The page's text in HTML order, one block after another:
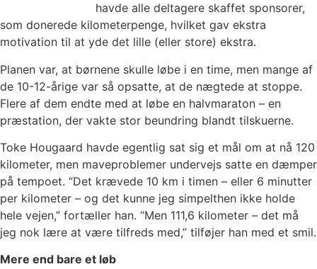
havde alle deltagere skaffet sponsorer,
som donerede kilometerpenge, hvilket gav ekstra
motivation til at yde det lille (eller store) ekstra.
Planen var, at børnene skulle løbe i en time, men mange af
de 10-12-årige var så opsatte, at de nægtede at stoppe.
Flere af dem endte med at løbe en halvmaraton – en
præstation, der vakte stor beundring blandt tilskuerne.
Toke Hougaard havde egentlig sat sig et mål om at nå 120
kilometer, men maveproblemer undervejs satte en dæmper
på tempoet. “Det krævede 10 km i timen – eller 6 minutter
per kilometer – og det kunne jeg simpelthen ikke holde
hele vejen,” fortæller han. “Men 111,6 kilometer – det må
jeg nok lære at være tilfreds med,” tilføjer han med et smil.
Mere end bare et løb